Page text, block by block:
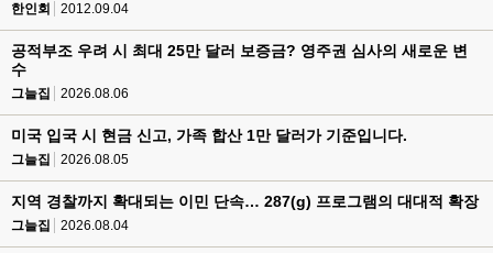
한인회 2012.09.04
공적부조 우려 시 최대 25만 달러 보증금? 영주권 심사의 새로운 변
수
그늘집 2026.08.06
미국 입국 시 현금 신고, 가족 합산 1만 달러가 기준입니다.
그늘집 2026.08.05
지역 경찰까지 확대되는 이민 단속… 287(g) 프로그램의 대대적 확장
그늘집 2026.08.04